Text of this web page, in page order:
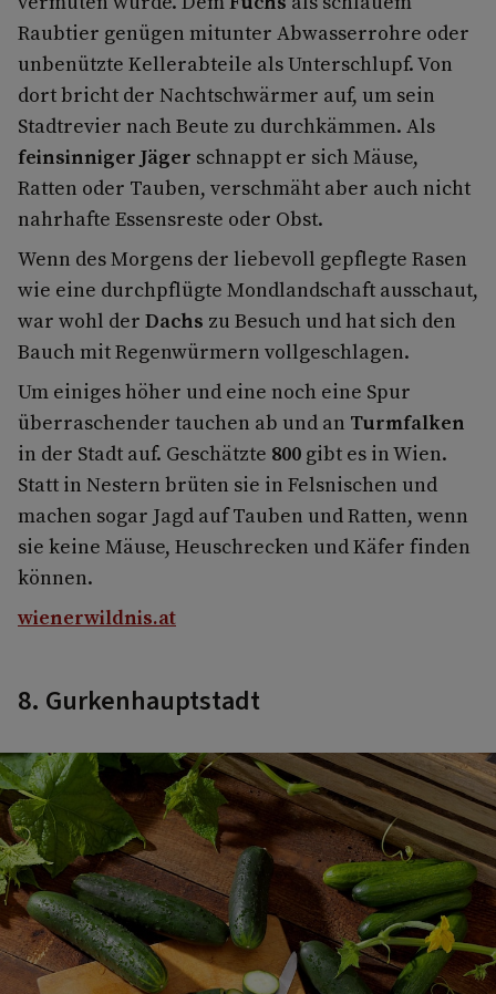
Raubtier genügen mitunter Abwasserrohre oder
unbenützte Kellerabteile als Unterschlupf. Von
dort bricht der Nachtschwärmer auf, um sein
Stadtrevier nach Beute zu durchkämmen. Als
feinsinniger Jäger schnappt er sich Mäuse,
Ratten oder Tauben, verschmäht aber auch nicht
nahrhafte Essensreste oder Obst.
Wenn des Morgens der liebevoll gepflegte Rasen
wie eine durchpflügte Mondlandschaft ausschaut,
war wohl der Dachs zu Besuch und hat sich den
Bauch mit Regenwürmern vollgeschlagen.
Um einiges höher und eine noch eine Spur
überraschender tauchen ab und an Turmfalken
in der Stadt auf. Geschätzte 800 gibt es in Wien.
Statt in Nestern brüten sie in Felsnischen und
machen sogar Jagd auf Tauben und Ratten, wenn
sie keine Mäuse, Heuschrecken und Käfer finden
können.
wienerwildnis.at
8. Gurkenhauptstadt